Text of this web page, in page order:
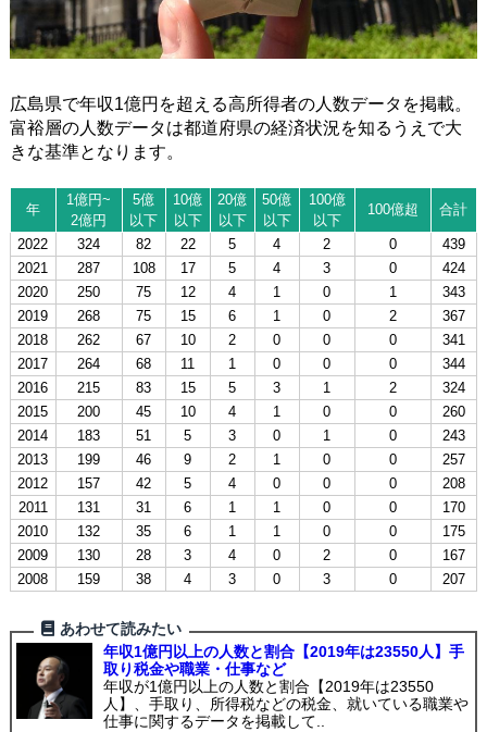
広島県で年収1億円を超える高所得者の人数データを掲載。
富裕層の人数データは都道府県の経済状況を知るうえで大
きな基準となります。
年
1億円~
2億円
5億
以下
10億
以下
20億
以下
50億
以下
100億
以下
100億超 合計
2022 324 82 22 5 4 2 0
439
2021
287 108 17 5 4 3 0
424
2020
250 75 12 4 1 0 1
343
2019
268 75 15 6 1 0 2
367
2018
262 67 10 2 0 0 0
341
2017
264 68 11 1 0 0 0
344
2016
215 83 15 5 3 1 2
324
2015
200 45 10 4 1 0 0
260
2014
183 51 5 3 0 1 0
243
2013
199 46 9 2 1 0 0
257
2012
157 42 5 4 0 0 0
208
2011
131 31 6 1 1 0 0
170
2010
132 35 6 1 1 0 0
175
2009
130 28 3 4 0 2 0
167
2008
159 38 4 3 0 3 0 207
あわせて読みたい
年収1億円以上の人数と割合【2019年は23550人】手
取り税金や職業・仕事など
年収が1億円以上の人数と割合【2019年は23550
人】、手取り、所得税などの税金、就いている職業や
仕事に関するデータを掲載して..